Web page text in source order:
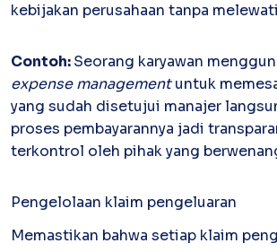
kebijakan perusahaan tanpa
Contoh:Seorang karyawan
expense managementuntuk
yang sudah disetujui manajer
proses pembayarannya jadi
terkontrol oleh pihak yang
Pengelolaan klaim pengeluaran
Memastikan bahwa setiap klaim